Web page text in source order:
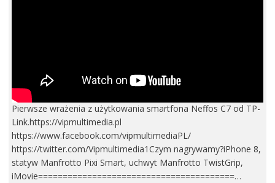
Pierwsze wrażenia z użytkowania smartfona Neffos C7 od TP-
Link.https://vipmultimedia.pl
https://www.facebook.com/vipmultimediaPL/
https://twitter.com/Vipmultimedia1Czym nagrywamy?iPhone 8,
statyw Manfrotto Pixi Smart, uchwyt Manfrotto TwistGrip,
iMovie========================================…